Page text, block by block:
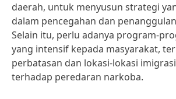
daerah, untuk menyusun strategi
dalam pencegahan dan
Selain itu, perlu adanya program-
yang intensif kepada masyarakat,
perbatasan dan lokasi-lokasi
terhadap peredaran narkoba.